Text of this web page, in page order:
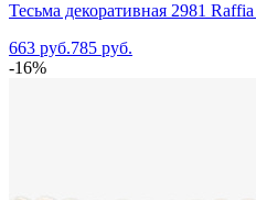
Тесьма декоративная 2981
663 руб.785 руб.
-16%